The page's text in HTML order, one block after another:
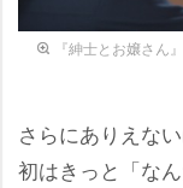
『紳士とお嬢さん
さらにありえな
初はきっと「な